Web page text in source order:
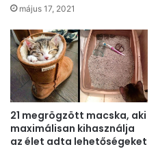
május 17, 2021
21 megrögzött macska, aki
maximálisan kihasználja
az élet adta lehetőségeket